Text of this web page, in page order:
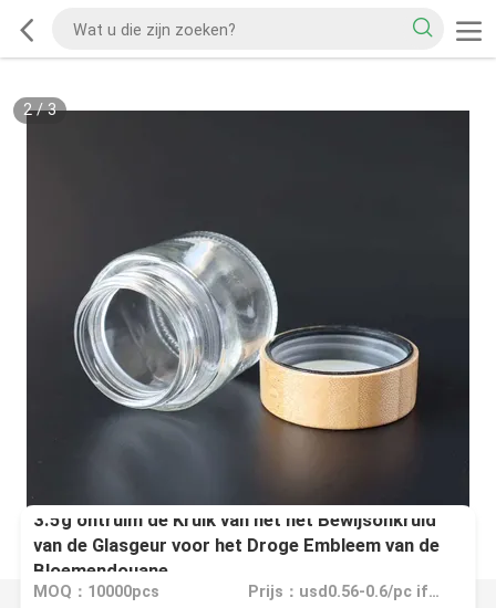
2/3
3.5g ontruim de Kruik van het het Bewijsonkruid
van de Glasgeur voor het Droge Embleem van de
Bloemendouane
MOQ：10000pcs Prijs：usd0.56-0.6/pc if no logo